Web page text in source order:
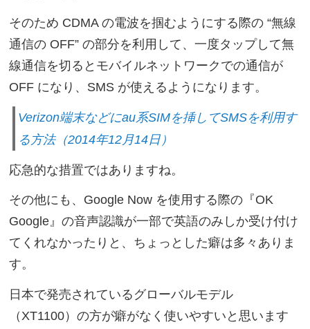
そのため CDMA の電波を掴むようにする際の “無線
通信の OFF” の部分を利用して、一度タップして無
線通信を切るとモバイルネットワークでの通信が
OFF になり、SMS が使えるようになります。
Verizon端末などにau系SIMを挿してSMSを利用す
る方法（2014年12月14日）
応急的な措置ではありますね。
その他にも、Google Now を使用する際の『OK
Google』の音声認識が一部で英語のみしか受け付け
てくれなかったりと、ちょっとした癖は多々ありま
す。
日本で発売されているグローバルモデル
（XT1100）の方が癖がなく使いやすいと思います